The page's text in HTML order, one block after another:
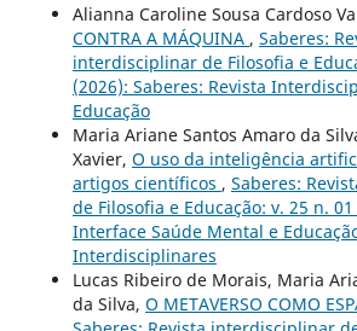
Alianna Caroline Sousa Cardoso
CONTRA A MÁQUINA , Saberes:
interdisciplinar de Filosofia e
(2026): Saberes: Revista
Educação
Maria Ariane Santos Amaro da
Xavier, O uso da inteligência
artigos científicos , Saberes:
de Filosofia e Educação: v. 25 n.
Interface Saúde Mental e
Interdisciplinares
Lucas Ribeiro de Morais, Maria
da Silva, O METAVERSO COMO